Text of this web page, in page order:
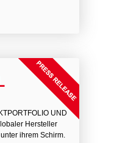
UND
Hersteller
ihrem Schirm.